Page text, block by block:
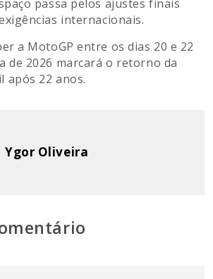
passa pelos ajustes finais
internacionais.
a MotoGP entre os dias 20 e 22
de 2026 marcará o retorno da
após 22 anos.
Ygor Oliveira